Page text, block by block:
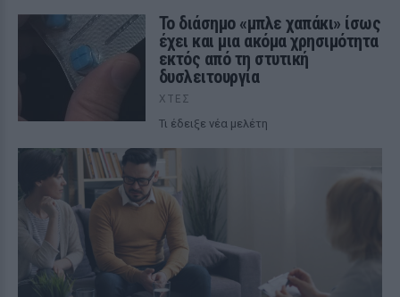
Το διάσημο «μπλε χαπάκι» ίσως
έχει και μια ακόμα χρησιμότητα
εκτός από τη στυτική
δυσλειτουργία
ΧΤΕΣ
Τι έδειξε νέα μελέτη